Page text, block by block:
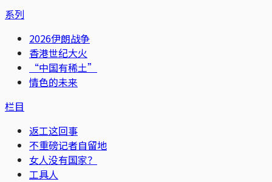
系列
2026伊朗战争
香港世纪大火
“中国有稀土”
情色的未来
栏目
返工这回事
不重磅记者自留地
女人没有国家？
工具人